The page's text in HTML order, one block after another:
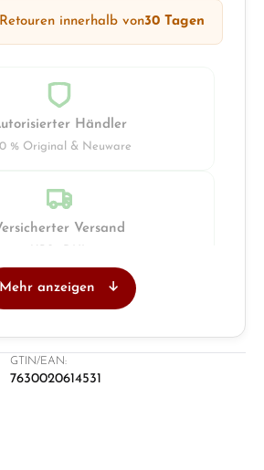
innerhalb von30 Tagen
Händler
% Original & Neuware
Versand
in Solingen
Mehr anzeigen
GTIN/EAN:
7630020614531